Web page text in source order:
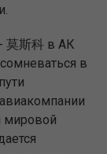
莫斯科 в АК
в
мировой